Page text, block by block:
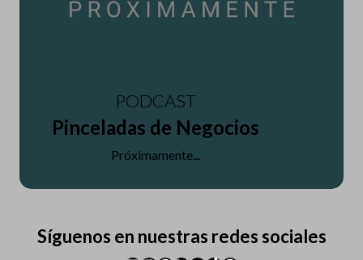
PODCAST
Pinceladas de Negocios
Próximamente...
Síguenos en nuestras redes sociales